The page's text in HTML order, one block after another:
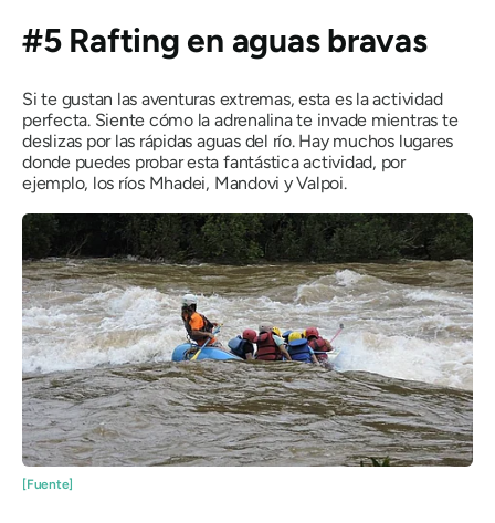
#5 Rafting en aguas bravas
Si te gustan las aventuras extremas, esta es la actividad
perfecta. Siente cómo la adrenalina te invade mientras te
deslizas por las rápidas aguas del río. Hay muchos lugares
donde puedes probar esta fantástica actividad, por
ejemplo, los ríos Mhadei, Mandovi y Valpoi.
[Fuente]